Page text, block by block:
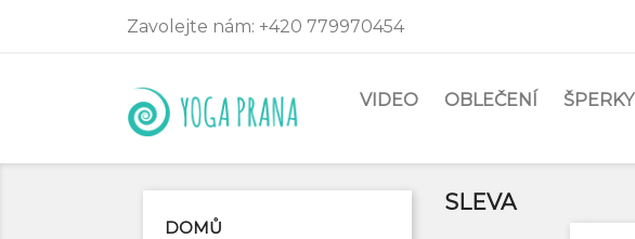
Zavolejte nám: +420 779970454
VIDEO OBLEČENÍ ŠPERKY
DOMŮ
SLEVA